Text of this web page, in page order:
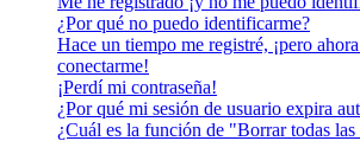
¿Por qué no puedo identificarme?
Hace un tiempo me registré, ¡pero
conectarme!
¡Perdí mi contraseña!
¿Por qué mi sesión de usuario expira
¿Cuál es la función de "Borrar todas